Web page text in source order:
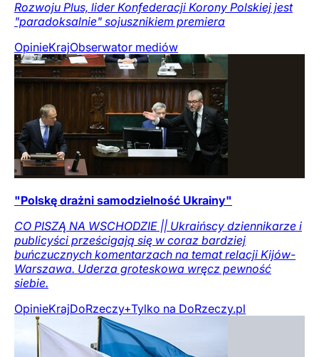
Rozwoju Plus, lider Konfederacji Korony Polskiej jest
"paradoksalnie" sojusznikiem premiera
OpinieKrajObserwator mediów
"Polskę drażni samodzielność Ukrainy"
CO PISZĄ NA WSCHODZIE || Ukraińscy dziennikarze i
publicyści prześcigają się w coraz bardziej
buńczucznych komentarzach na temat relacji Kijów-
Warszawa. Uderza groteskowa wręcz pewność
siebie.
OpinieKrajDoRzeczy+Tylko na DoRzeczy.pl